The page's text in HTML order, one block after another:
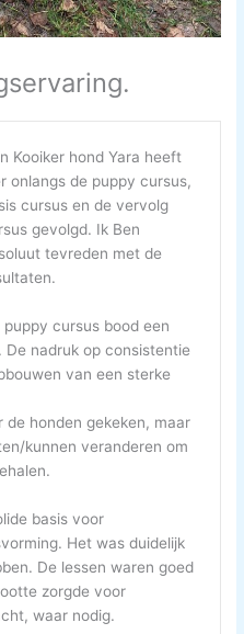
Kooiker hond Yara heeft
onlangs de puppy cursus,
cursus en de vervolg
gevolgd. Ik Ben
tevreden met de
puppy cursus bood een
nadruk op consistentie
van een sterke
de honden gekeken, maar
kunnen veranderen om
basis voor
Het was duidelijk
De lessen waren goed
zorgde voor
waar nodig.